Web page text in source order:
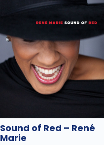
Sound of Red – René
Marie